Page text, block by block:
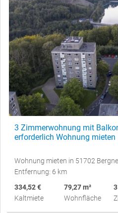
3 Zimmerwohnung mit
erforderlich Wohnung mieten
Wohnung mieten in 51702
Entfernung: 6 km
334,52 €
Kaltmiete
79,27 m²
Wohnfläche
3